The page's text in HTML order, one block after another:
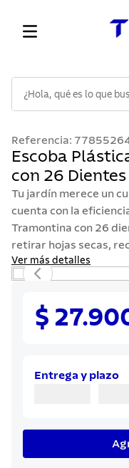
Referencia:
Escoba
con 26
Tu jardín merece un
cuenta con la
Tramontina con 26
retirar hojas secas,
Ver más detalles
$
Entrega y plazo
1 .
cuchillos
2.
cubiertos
3.
sarten
4.
lavaplatos
5.
acero inoxidable
ollas
sartenes
10. olla